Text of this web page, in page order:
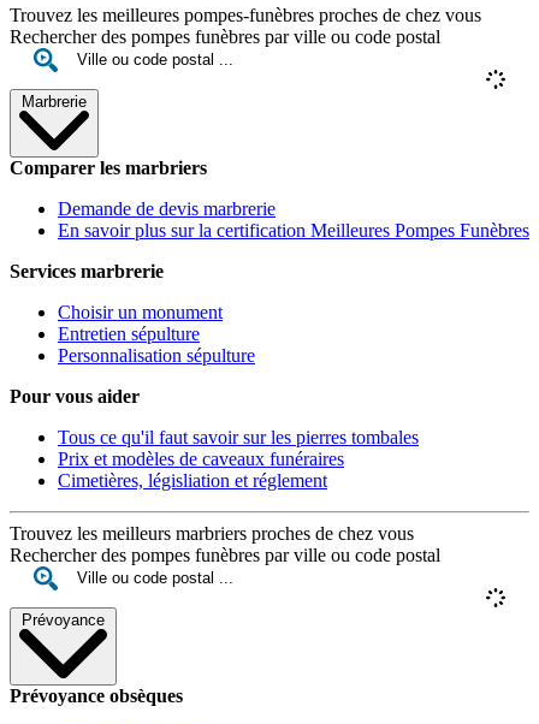
Trouvez les meilleures pompes-funèbres proches de chez vous
Rechercher des pompes funèbres par ville ou code postal
Marbrerie
Comparer les marbriers
Demande de devis marbrerie
En savoir plus sur la certification Meilleures Pompes Funèbres
Services marbrerie
Choisir un monument
Entretien sépulture
Personnalisation sépulture
Pour vous aider
Tous ce qu'il faut savoir sur les pierres tombales
Prix et modèles de caveaux funéraires
Cimetières, législiation et réglement
Trouvez les meilleurs marbriers proches de chez vous
Rechercher des pompes funèbres par ville ou code postal
Prévoyance
Prévoyance obsèques